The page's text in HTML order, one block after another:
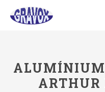
ALUMÍNIUM
ARTHUR